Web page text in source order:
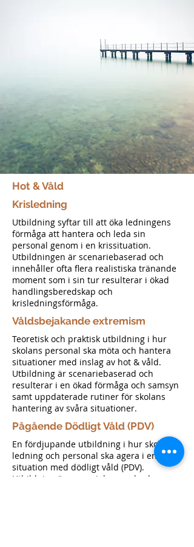
Hot & Våld
Krisledning
Utbildning syftar till att öka ledningens
förmåga att hantera och leda sin
personal genom i en krissituation.
Utbildningen är scenariebaserad och
innehåller ofta flera realistiska tränande
moment som i sin tur resulterar i ökad
handlingsberedskap och
krisledningsförmåga.
Våldsbejakande extremism
Teoretisk och praktisk utbildning i hur
skolans personal ska möta och hantera
situationer med inslag av hot & våld.
Utbildning är scenariebaserad och
resulterar i en ökad förmåga och samsyn
samt uppdaterade rutiner för skolans
hantering av svåra situationer.
Pågående Dödligt Våld (PDV)
En fördjupande utbildning i hur skolans
ledning och personal ska agera i en
situation med dödligt våld (PDV).
Utbildning är scenariebaserad och